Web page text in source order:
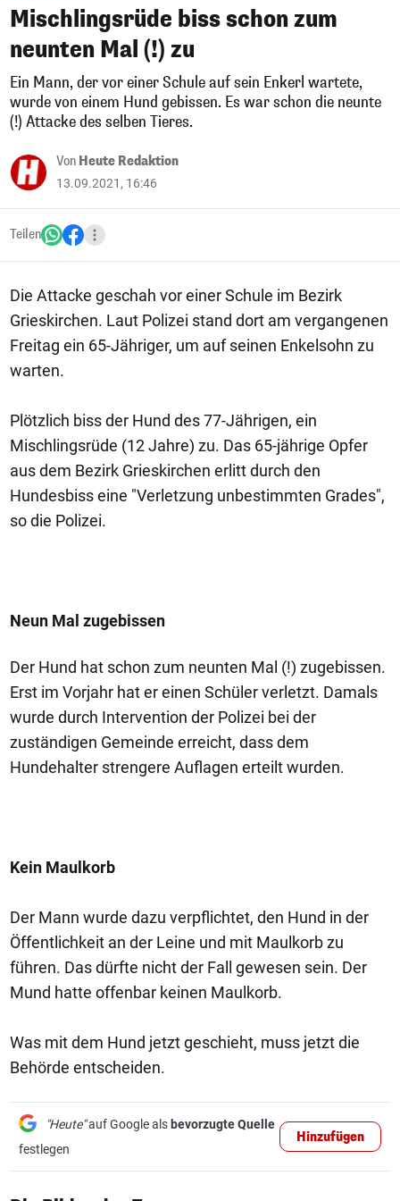
Mischlingsrüde biss schon zum
neunten Mal (!) zu
Ein Mann, der vor einer Schule auf sein Enkerl wartete,
wurde von einem Hund gebissen. Es war schon die neunte
(!) Attacke des selben Tieres.
Von Heute Redaktion
13.09.2021, 16:46
Teilen
Die Attacke geschah vor einer Schule im Bezirk
Grieskirchen. Laut Polizei stand dort am vergangenen
Freitag ein 65-Jähriger, um auf seinen Enkelsohn zu
warten.
Plötzlich biss der Hund des 77-Jährigen, ein
Mischlingsrüde (12 Jahre) zu. Das 65-jährige Opfer
aus dem Bezirk Grieskirchen erlitt durch den
Hundesbiss eine "Verletzung unbestimmten Grades",
so die Polizei.
Neun Mal zugebissen
Der Hund hat schon zum neunten Mal (!) zugebissen.
Erst im Vorjahr hat er einen Schüler verletzt. Damals
wurde durch Intervention der Polizei bei der
zuständigen Gemeinde erreicht, dass dem
Hundehalter strengere Auflagen erteilt wurden.
Kein Maulkorb
Der Mann wurde dazu verpflichtet, den Hund in der
Öffentlichkeit an der Leine und mit Maulkorb zu
führen. Das dürfte nicht der Fall gewesen sein. Der
Mund hatte offenbar keinen Maulkorb.
Was mit dem Hund jetzt geschieht, muss jetzt die
Behörde entscheiden.
"Heute"auf Google als bevorzugte Quelle
festlegen
Hinzufügen